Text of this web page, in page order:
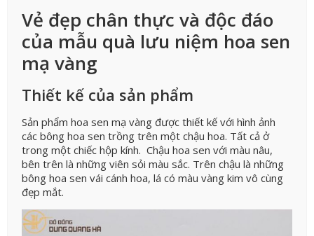
Vẻ đẹp chân thực và độc đáo
của mẫu quà lưu niệm hoa sen
mạ vàng
Thiết kế của sản phẩm
Sản phẩm hoa sen mạ vàng được thiết kế với hình ảnh
các bông hoa sen trồng trên một chậu hoa. Tất cả ở
trong một chiếc hộp kính. Chậu hoa sen với màu nâu,
bên trên là những viên sỏi màu sắc. Trên chậu là những
bông hoa sen vái cánh hoa, lá có màu vàng kim vô cùng
đẹp mắt.